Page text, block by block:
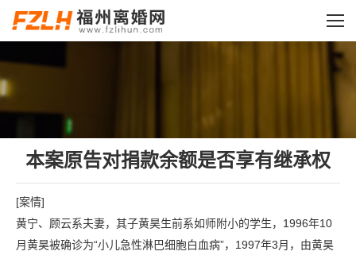
本案原告对捐款余额是否享有继承权
[案情]
黄宁、顾云系夫妻，其子黄昊生前系如师附小的学生，1996年10
月黄昊被确诊为“小儿急性淋巴细胞白血病”，1997年3月，由黄昊